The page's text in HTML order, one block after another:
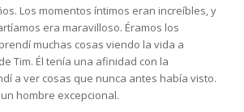
Los momentos íntimos eran increíbles, y
era maravilloso. Éramos los
muchas cosas viendo la vida a
Tim. Él tenía una afinidad con la
a ver cosas que nunca antes había visto.
hombre excepcional.